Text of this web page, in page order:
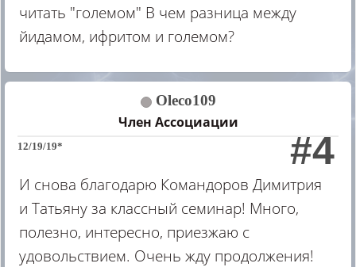
читать "големом" В чем разница между
йидамом, ифритом и големом?
Oleco109
Член Ассоциации
12/19/19* #4
И снова благодарю Командоров Димитрия
и Татьяну за классный семинар! Много,
полезно, интересно, приезжаю с
удовольствием. Очень жду продолжения!